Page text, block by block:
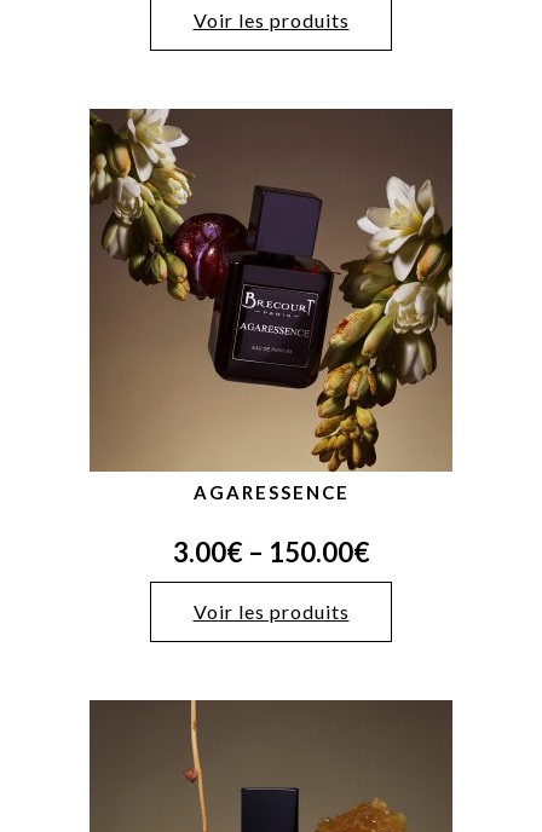
Voir les produits
AGARESSENCE
3.00€– 150.00€
Voir les produits